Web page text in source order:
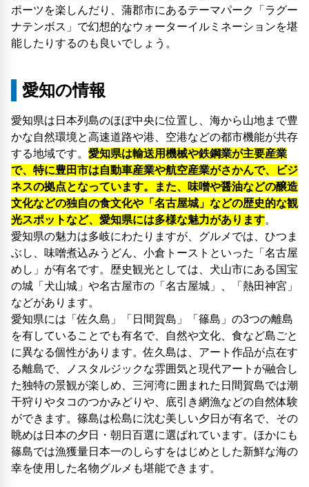
ポーツを楽しんだり、蒲郡市にあるテーマパーク「ラグー
ナテンボス」で幻想的なウォーターイルミネーションを堪
能したりするのも良いでしょう。
愛知の情報
愛知県は日本列島のほぼ中央に位置し、海から山地まで豊
かな自然環境と高速道路や港、空港などの都市機能が共存
する地域です。 愛知県は輸送用機械や鉄鋼業が主要産業
で、特に豊田市は自動車産業や航空産業がさかんで、ビジ
ネスの拠点となっています。また、味噌や醤油などの醸造
文化などの独自の食文化や「名古屋城」などの歴史的な観
光スポットなど、愛知県には多様な魅力があります。
愛知県の魅力は多岐にわたりますが、グルメでは、ひつま
ぶし、味噌煮込みうどん、小倉トーストといった「名古屋
めし」が有名です。歴史観光としては、犬山市にある国宝
の城「犬山城」や名古屋市の「名古屋城」、「熱田神宮」
などがあります。
愛知県には「佐久島」「日間賀島」「篠島」の3つの離島
を有していることでも有名で、自然や文化、食など島ごと
に異なる個性があります。佐久島は、アート作品が点在す
る離島で、ノスタルジックな雰囲気と現代アートが融合し
た独特の景観が楽しめ、三河湾に囲まれた日間賀島では潮
干狩りやタコのつかみどりや、底引き網漁などの自然体験
ができます。篠島は松島に沈む美しい夕日が有名で、その
眺めは日本の夕日・朝日百選に選ばれています。ほかにも
篠島では漁獲量日本一のしらすをはじめとした新鮮な海の
幸を使用した名物グルメも堪能できます。